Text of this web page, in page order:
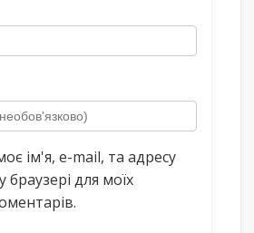
ім'я, e-mail, та адресу
для моїх